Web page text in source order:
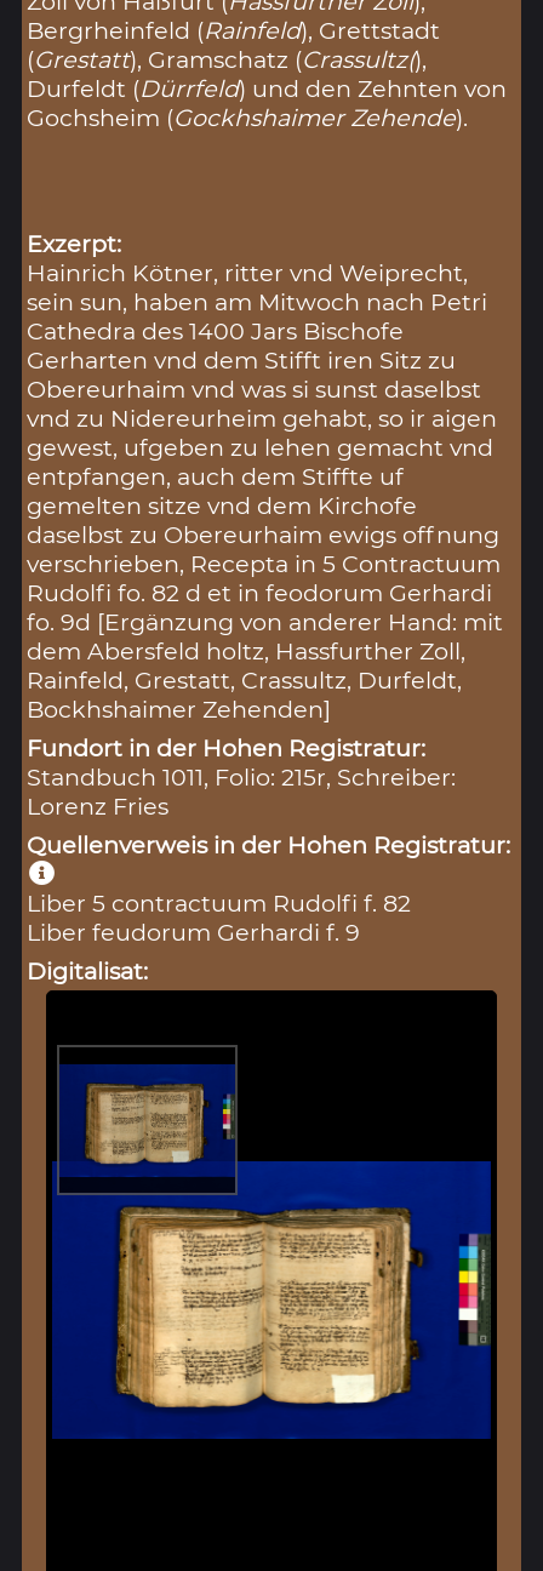
Bergrheinfeld (Rainfeld), Grettstadt
(Grestatt), Gramschatz (Crassultz(),
Durfeldt (Dürrfeld) und den Zehnten von
Gochsheim (Gockhshaimer Zehende).
Exzerpt:
Hainrich Kötner, ritter vnd Weiprecht,
sein sun, haben am Mitwoch nach Petri
Cathedra des 1400 Jars Bischofe
Gerharten vnd dem Stifft iren Sitz zu
Obereurhaim vnd was si sunst daselbst
vnd zu Nidereurheim gehabt, so ir aigen
gewest, ufgeben zu lehen gemacht vnd
entpfangen, auch dem Stiffte uf
gemelten sitze vnd dem Kirchofe
daselbst zu Obereurhaim ewigs offnung
verschrieben, Recepta in 5 Contractuum
Rudolfi fo. 82 d et in feodorum Gerhardi
fo. 9d [Ergänzung von anderer Hand: mit
dem Abersfeld holtz, Hassfurther Zoll,
Rainfeld, Grestatt, Crassultz, Durfeldt,
Bockhshaimer Zehenden]
Fundort in der Hohen Registratur:
Standbuch 1011, Folio: 215r, Schreiber:
Lorenz Fries
Quellenverweis in der Hohen Registratur:
Liber 5 contractuum Rudolfi f. 82
Liber feudorum Gerhardi f. 9
Digitalisat: